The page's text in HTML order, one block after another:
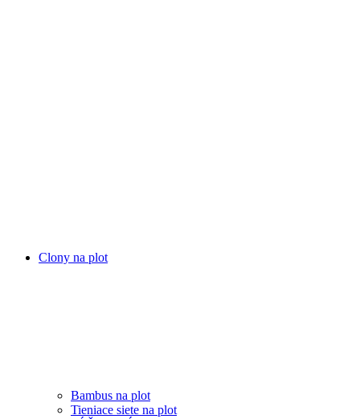
Clony na plot
Bambus na plot
Tieniace siete na plot